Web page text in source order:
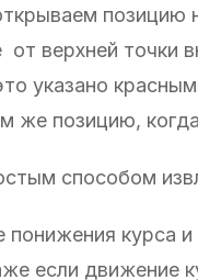
позицию
верхней точки
указано
же позицию,
способом
понижения курса
если движение